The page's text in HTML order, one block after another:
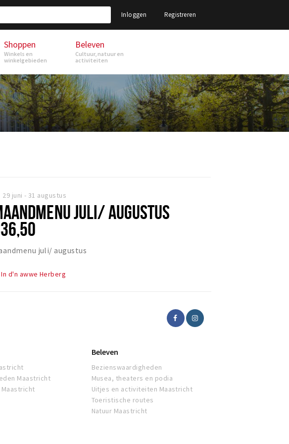
Inloggen Registreren
Shoppen
Winkels en
winkelgebieden
Beleven
Cultuur, natuur en
activiteiten
29 juni - 31 augustus
JULI/ AUGUSTUS
juli/ augustus
In d'n awwe Herberg
Maastricht
Maastricht
Beleven
Bezienswaardigheden
Musea, theaters en podia
Uitjes en activiteiten Maastricht
Toeristische routes
Natuur Maastricht